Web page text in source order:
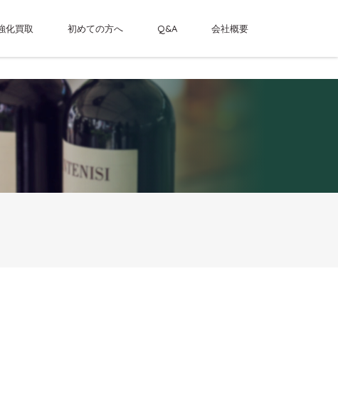
化買取 初めての方へ Q&A 会社概要